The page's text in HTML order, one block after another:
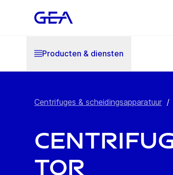
Producten & diensten
Centrifuges & scheidingsapparatuur /
tor